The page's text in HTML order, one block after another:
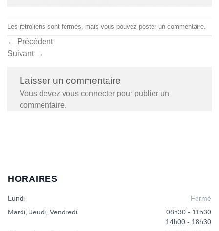
Les rétroliens sont fermés, mais vous pouvez poster un commentaire.
← Précédent
Suivant →
Laisser un commentaire
Vous devez vous connecter pour publier un
commentaire.
HORAIRES
Lundi
Fermé
Mardi, Jeudi, Vendredi
08h30 - 11h30
14h00 - 18h30